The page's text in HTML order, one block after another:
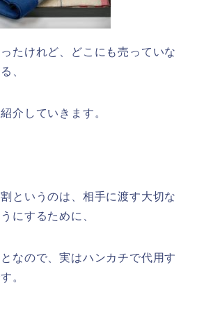
たけれど、どこにも売っていな
、
介していきます。
というのは、相手に渡す大切な
にするために、
なので、実はハンカチで代用す
。